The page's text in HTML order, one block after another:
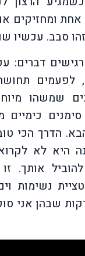
ומחזיקים
סבב. עכשיו
דברים:
לפעמים
שמשהו
כימיים
הדרך הכי
היא לא
אותך.
נשימות
שבהן אני